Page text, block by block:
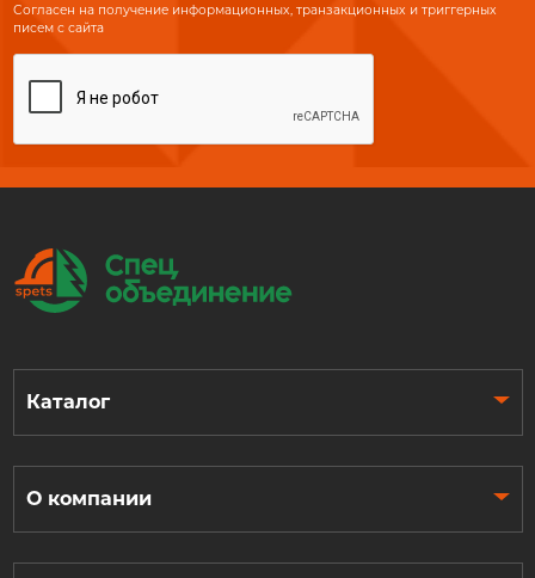
Согласен на получение информационных, транзакционных и триггерных
писем с сайта
Каталог
О компании